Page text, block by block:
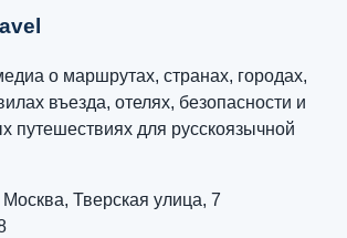
о маршрутах, странах, городах,
въезда, отелях, безопасности и
путешествиях для русскоязычной
Тверская улица, 7